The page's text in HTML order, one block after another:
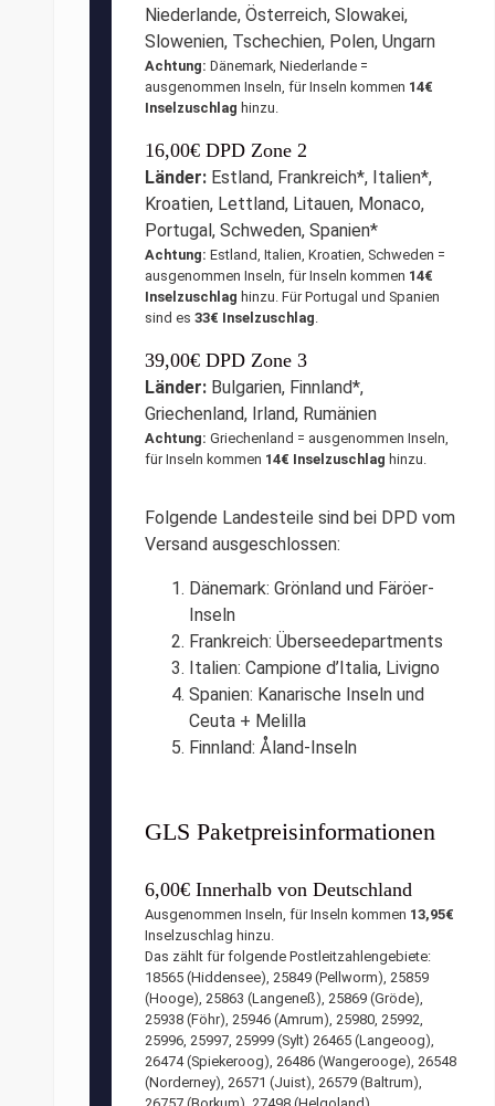
Niederlande, Österreich, Slowakei,
Slowenien, Tschechien, Polen, Ungarn
Achtung: Dänemark, Niederlande =
ausgenommen Inseln, für Inseln kommen 14€
Inselzuschlag hinzu.
16,00€ DPD Zone 2
Länder: Estland, Frankreich*, Italien*,
Kroatien, Lettland, Litauen, Monaco,
Portugal, Schweden, Spanien*
Achtung: Estland, Italien, Kroatien, Schweden =
ausgenommen Inseln, für Inseln kommen 14€
Inselzuschlag hinzu. Für Portugal und Spanien
sind es 33€ Inselzuschlag
39,00€ DPD Zone 3
Länder: Bulgarien, Finnland*,
Griechenland, Irland, Rumänien
Achtung: Griechenland = ausgenommen Inseln,
für Inseln kommen 14€ Inselzuschlag hinzu.
Folgende Landesteile sind bei DPD vom
Versand ausgeschlossen:
Dänemark: Grönland und Färöer-
Inseln
Frankreich: Überseedepartments
Italien: Campione d’Italia, Livigno
Spanien: Kanarische Inseln und
Ceuta + Melilla
Finnland: Åland-Inseln
GLS Paketpreisinformationen
6,00€ Innerhalb von Deutschland
Ausgenommen Inseln, für Inseln kommen 13,95€
Inselzuschlag hinzu.
Das zählt für folgende Postleitzahlengebiete:
18565 (Hiddensee), 25849 (Pellworm), 25859
(Hooge), 25863 (Langeneß), 25869 (Gröde),
25938 (Föhr), 25946 (Amrum), 25980, 25992,
25996, 25997, 25999 (Sylt) 26465 (Langeoog),
26474 (Spiekeroog), 26486 (Wangerooge), 26548
(Norderney), 26571 (Juist), 26579 (Baltrum),